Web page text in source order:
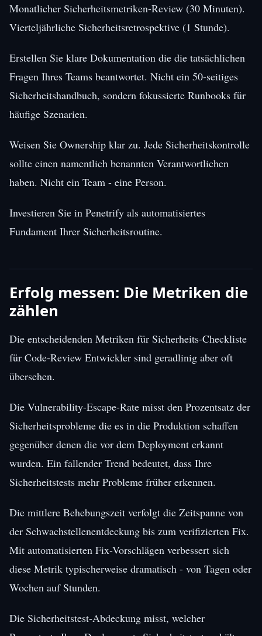
Monatlicher Sicherheitsmetriken-Review (30 Minuten).
Vierteljährliche Sicherheitsretrospektive (1 Stunde).
Erstellen Sie klare Dokumentation die die tatsächlichen
Fragen Ihres Teams beantwortet. Nicht ein 50-seitiges
Sicherheitshandbuch, sondern fokussierte Runbooks für
häufige Szenarien.
Weisen Sie Ownership klar zu. Jede Sicherheitskontrolle
sollte einen namentlich benannten Verantwortlichen
haben. Nicht ein Team - eine Person.
Investieren Sie in Penetrify als automatisiertes
Fundament Ihrer Sicherheitsroutine.
Erfolg messen: Die Metriken die
zählen
Die entscheidenden Metriken für Sicherheits-Checkliste
für Code-Review Entwickler sind geradlinig aber oft
übersehen.
Die Vulnerability-Escape-Rate misst den Prozentsatz der
Sicherheitsprobleme die es in die Produktion schaffen
gegenüber denen die vor dem Deployment erkannt
wurden. Ein fallender Trend bedeutet, dass Ihre
Sicherheitstests mehr Probleme früher erkennen.
Die mittlere Behebungszeit verfolgt die Zeitspanne von
der Schwachstellenentdeckung bis zum verifizierten Fix.
Mit automatisierten Fix-Vorschlägen verbessert sich
diese Metrik typischerweise dramatisch - von Tagen oder
Wochen auf Stunden.
Die Sicherheitstest-Abdeckung misst, welcher